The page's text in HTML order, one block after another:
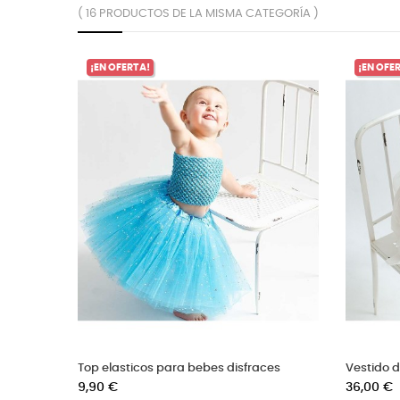
( 16 PRODUCTOS DE LA MISMA CATEGORÍA )
Pajarita a rayas blanca y negra